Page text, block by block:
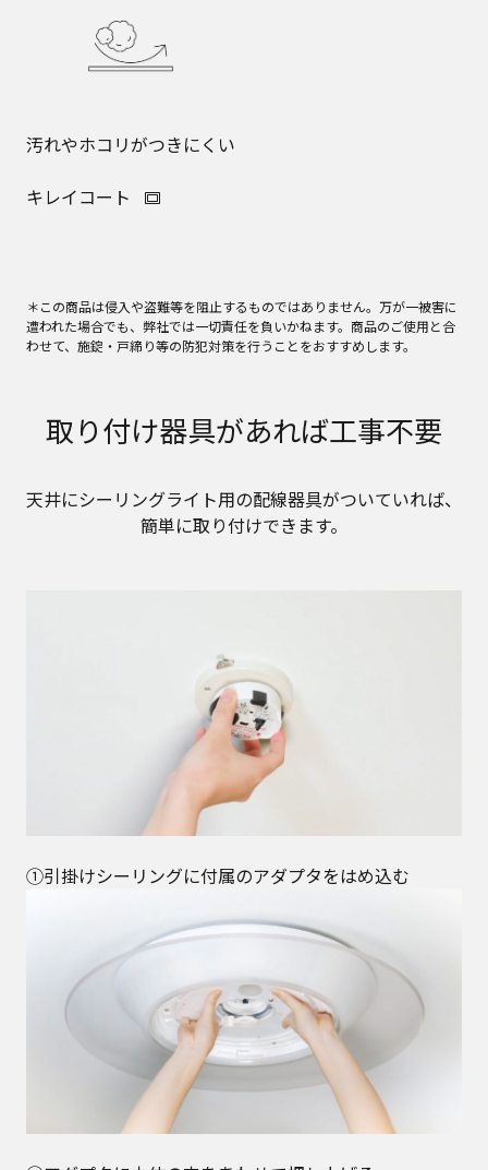
汚れやホコリがつきにくい
キレイコート
＊この商品は侵入や盗難等を阻止するものではありません。万が一被害に
遭われた場合でも、弊社では一切責任を負いかねます。商品のご使用と合
わせて、施錠・戸締り等の防犯対策を行うことをおすすめします。
取り付け器具があれば工事不要
天井にシーリングライト用の配線器具がついていれば、
簡単に取り付けできます。
①引掛けシーリングに付属のアダプタをはめ込む